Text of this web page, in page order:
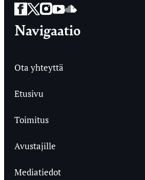
Facebook
Twitter
Instagram
YouTube
SoundCloud
Navigaatio
Ota yhteyttä
Etusivu
Toimitus
Avustajille
Mediatiedot